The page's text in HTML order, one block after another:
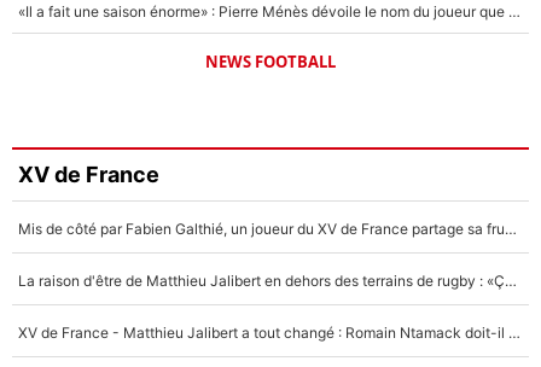
«Il a fait une saison énorme» : Pierre Ménès dévoile le nom du joueur que l’OM devait absolument recruter cet été, l’IA valide la piste !
NEWS FOOTBALL
XV de France
Mis de côté par Fabien Galthié, un joueur du XV de France partage sa frustration : «ils ne me l’ont pas dit tout de suite»
La raison d'être de Matthieu Jalibert en dehors des terrains de rugby : «Ça m'atteint autant que si tu touches à un membre de ma famille»
XV de France - Matthieu Jalibert a tout changé : Romain Ntamack doit-il s’inquiéter pour sa place à un an de la Coupe du monde ?